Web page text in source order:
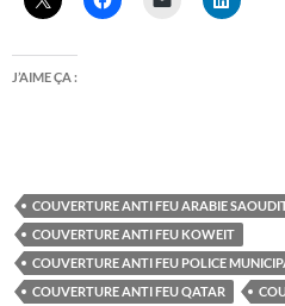
J’AIME ÇA :
COUVERTURE ANTI FEU ARABIE
COUVERTURE ANTI FEU KOWEIT
COUVERTURE ANTI FEU POLICE
COUVERTURE ANTI FEU QATAR